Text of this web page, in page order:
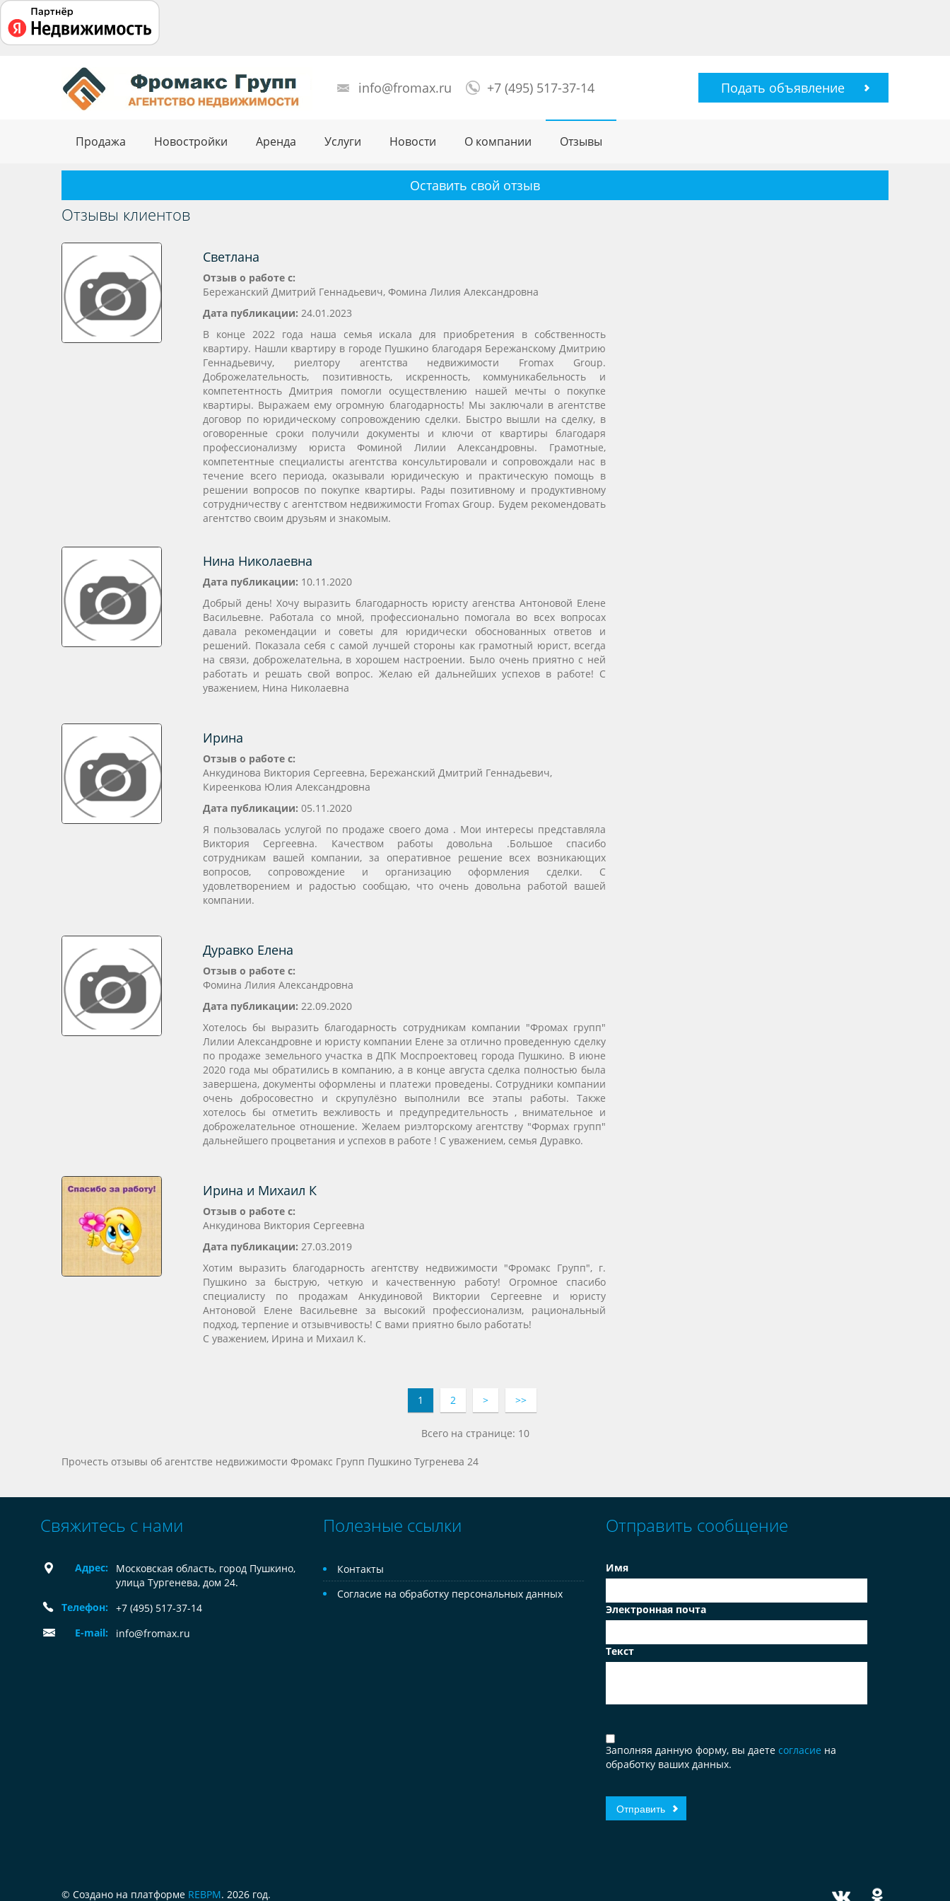
info@fromax.ru +7 (495) 517-37-14 Подать объявление
Продажа Новостройки Аренда Услуги Новости О компании Отзывы
Оставить свой отзыв
Отзывы клиентов
Светлана
Отзыв о работе с:
Бережанский Дмитрий Геннадьевич, Фомина Лилия Александровна
Дата публикации: 24.01.2023
В конце 2022 года наша семья искала для приобретения в собственность
квартиру. Нашли квартиру в городе Пушкино благодаря Бережанскому Дмитрию
Геннадьевичу, риелтору агентства недвижимости Fromax Group.
Доброжелательность, позитивность, искренность, коммуникабельность и
компетентность Дмитрия помогли осуществлению нашей мечты о покупке
квартиры. Выражаем ему огромную благодарность! Мы заключали в агентстве
договор по юридическому сопровождению сделки. Быстро вышли на сделку, в
оговоренные сроки получили документы и ключи от квартиры благодаря
профессионализму юриста Фоминой Лилии Александровны. Грамотные,
компетентные специалисты агентства консультировали и сопровождали нас в
течение всего периода, оказывали юридическую и практическую помощь в
решении вопросов по покупке квартиры. Рады позитивному и продуктивному
сотрудничеству с агентством недвижимости Fromax Group. Будем рекомендовать
агентство своим друзьям и знакомым.
Нина Николаевна
Дата публикации: 10.11.2020
Добрый день! Хочу выразить благодарность юристу агенства Антоновой Елене
Васильевне. Работала со мной, профессионально помогала во всех вопросах
давала рекомендации и советы для юридически обоснованных ответов и
решений. Показала себя с самой лучшей стороны как грамотный юрист, всегда
на связи, доброжелательна, в хорошем настроении. Было очень приятно с ней
работать и решать свой вопрос. Желаю ей дальнейших успехов в работе! С
уважением, Нина Николаевна
Ирина
Отзыв о работе с:
Анкудинова Виктория Сергеевна, Бережанский Дмитрий Геннадьевич,
Киреенкова Юлия Александровна
Дата публикации: 05.11.2020
Я пользовалась услугой по продаже своего дома . Мои интересы представляла
Виктория Сергеевна. Качеством работы довольна .Большое спасибо
сотрудникам вашей компании, за оперативное решение всех возникающих
вопросов, сопровождение и организацию оформления сделки. С
удовлетворением и радостью сообщаю, что очень довольна работой вашей
компании.
Дуравко Елена
Отзыв о работе с:
Фомина Лилия Александровна
Дата публикации: 22.09.2020
Хотелось бы выразить благодарность сотрудникам компании "Фромах групп"
Лилии Александровне и юристу компании Елене за отлично проведенную сделку
по продаже земельного участка в ДПК Моспроектовец города Пушкино. В июне
2020 года мы обратились в компанию, а в конце августа сделка полностью была
завершена, документы оформлены и платежи проведены. Сотрудники компании
очень добросовестно и скрупулёзно выполнили все этапы работы. Также
хотелось бы отметить вежливость и предупредительность , внимательное и
доброжелательное отношение. Желаем риэлторскому агентству "Формах групп"
дальнейшего процветания и успехов в работе ! С уважением, семья Дуравко.
Ирина и Михаил К
Отзыв о работе с:
Анкудинова Виктория Сергеевна
Дата публикации: 27.03.2019
Хотим выразить благодарность агентству недвижимости "Фромакс Групп", г.
Пушкино за быструю, четкую и качественную работу! Огромное спасибо
специалисту по продажам Анкудиновой Виктории Сергеевне и юристу
Антоновой Елене Васильевне за высокий профессионализм, рациональный
подход, терпение и отзывчивость! С вами приятно было работать!
С уважением, Ирина и Михаил К.
1 2 > >>
Всего на странице: 10
Прочесть отзывы об агентстве недвижимости Фромакс Групп Пушкино Тугренева 24
Свяжитесь с нами
Адрес:
Московская область, город Пушкино,
улица Тургенева, дом 24.
Телефон:
+7 (495) 517-37-14
E-mail:
info@fromax.ru
Полезные ссылки
Контакты
Согласие на обработку персональных данных
Отправить сообщение
Имя
Электронная почта
Текст
Заполняя данную форму, вы даете согласие на
обработку ваших данных.
© Создано на платформе REBPM. 2026 год.